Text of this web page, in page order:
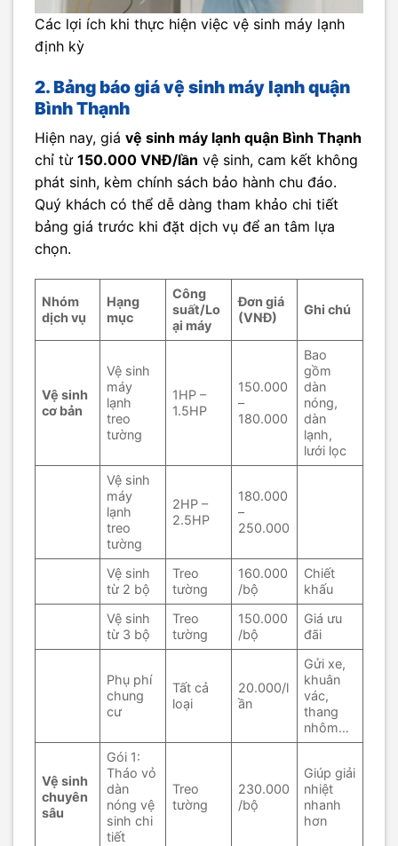
Các lợi ích khi thực hiện việc vệ sinh máy lạnh
định kỳ
2. Bảng báo giá vệ sinh máy lạnh quận
Bình Thạnh
Hiện nay, giá vệ sinh máy lạnh quận Bình Thạnh
chỉ từ 150.000 VNĐ/lần vệ sinh, cam kết không
phát sinh, kèm chính sách bảo hành chu đáo.
Quý khách có thể dễ dàng tham khảo chi tiết
bảng giá trước khi đặt dịch vụ để an tâm lựa
chọn.
Nhóm
dịch vụ
Hạng
mục
Công
suất/Lo
ại máy
Đơn giá
(VNĐ)
Ghi chú
Vệ sinh
cơ bản
Vệ sinh
máy
lạnh
treo
tường
1HP –
1.5HP
150.000
–
180.000
Bao
gồm
dàn
nóng,
dàn
lạnh,
lưới lọc
Vệ sinh
máy
lạnh
treo
tường
2HP –
2.5HP
180.000
–
250.000
Vệ sinh
từ 2 bộ
Treo
tường
160.000
/bộ
Chiết
khấu
Vệ sinh
từ 3 bộ
Treo
tường
150.000
/bộ
Giá ưu
đãi
Phụ phí
chung
cư
Tất cả
loại
20.000/l
ần
Gửi xe,
khuân
vác,
thang
nhôm…
Vệ sinh
chuyên
sâu
Gói 1:
Tháo vỏ
dàn
nóng vệ
sinh chi
tiết
Treo
tường
230.000
/bộ
Giúp giải
nhiệt
nhanh
hơn